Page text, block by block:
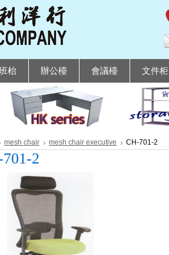
枱 辦公檯 會議檯 文件柜
mesh chair mesh chair executive CH-701-2
2